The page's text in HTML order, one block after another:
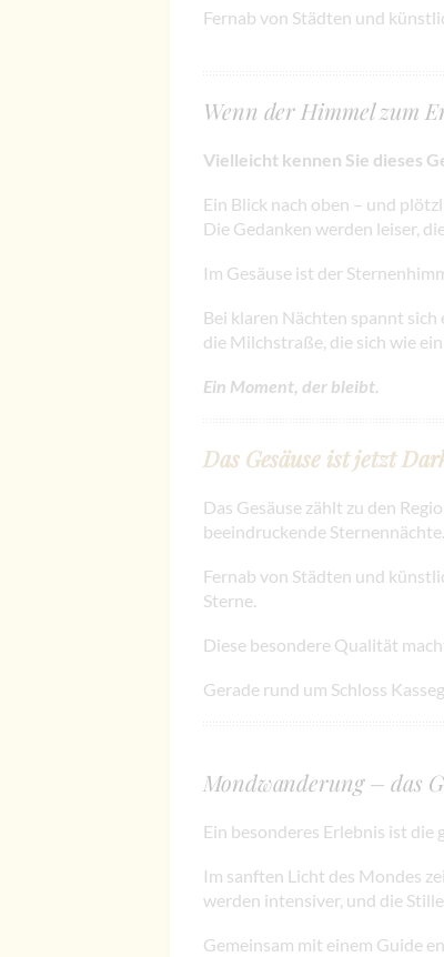
Fernab von Städten und
Wenn der Himmel zum
Vielleicht kennen Sie dieses
Ein Blick nach oben – und
Die Gedanken werden leiser,
Im Gesäuse ist der
Bei klaren Nächten spannt
die Milchstraße, die sich wie
Ein Moment, der bleibt.
Das Gesäuse ist jetzt
Das Gesäuse zählt zu den
beeindruckende Sternennächte.
Fernab von Städten und
Sterne.
Diese besondere Qualität
Gerade rund um Schloss
Mondwanderung – das
Ein besonderes Erlebnis ist
Im sanften Licht des Mondes
werden intensiver, und die
Gemeinsam mit einem Guide